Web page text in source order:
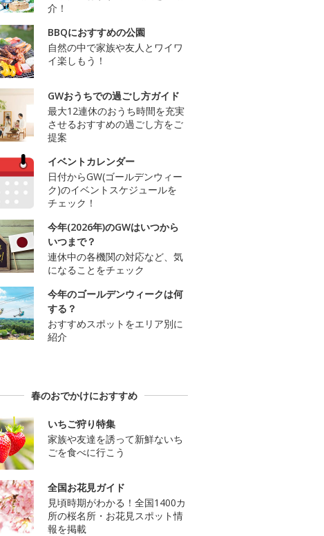
介！
BBQにおすすめの公園
自然の中で家族や友人とワイワ
イ楽しもう！
GWおうちでの過ごし方ガイド
最大12連休のおうち時間を充実
させるおすすめの過ごし方をご
提案
イベントカレンダー
日付からGW(ゴールデンウィー
ク)のイベントスケジュールを
チェック！
今年(2026年)のGWはいつから
いつまで？
連休中の各機関の対応など、気
になることをチェック
今年のゴールデンウィークは何
する？
おすすめスポットをエリア別に
紹介
春のおでかけにおすすめ
いちご狩り特集
家族や友達を誘って新鮮ないち
ごを食べに行こう
全国お花見ガイド
見頃時期がわかる！全国1400カ
所の桜名所・お花見スポット情
報を掲載